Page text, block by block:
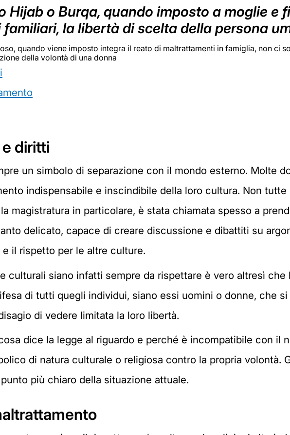
Hijab o Burqa, quando imposto a moglie e
la libertà di scelta della persona
quando viene imposto integra il reato di maltrattamenti in famiglia, non ci
della volontà di una donna
diritti
un simbolo di separazione con il mondo esterno. Molte
indispensabile e inscindibile della loro cultura. Non
magistratura in particolare, è stata chiamata spesso a
delicato, capace di creare discussione e dibattiti su
il rispetto per le altre culture.
culturali siano infatti sempre da rispettare è vero altresì
di tutti quegli individui, siano essi uomini o donne, che
di vedere limitata la loro libertà.
dice la legge al riguardo e perché è incompatibile con il
di natura culturale o religiosa contro la propria volontà.
più chiaro della situazione attuale.